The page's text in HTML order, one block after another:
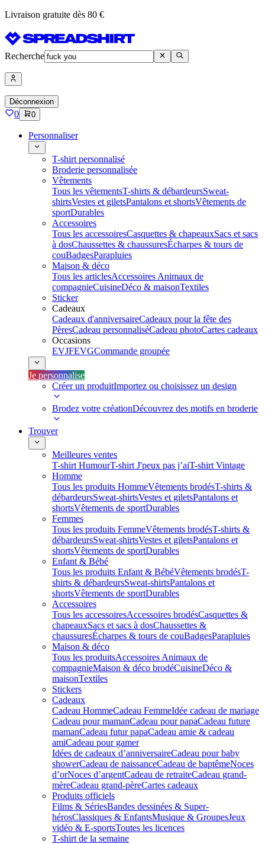
Livraison gratuite dès 80 €
Recherche
Déconnexion
0 0
Personnaliser
T-shirt personnalisé
Broderie personnalisée
Vêtements
Tous les vêtementsT-shirts & débardeursSweat-
shirtsVestes et giletsPantalons et shortsVêtements de
sportDurables
Accessoires
Tous les accessoiresCasquettes & chapeauxSacs et sacs
à dosChaussettes & chaussuresÉcharpes & tours de
couBadgesParapluies
Maison & déco
Tous les articlesAccessoires Animaux de
compagnieCuisineDéco & maisonTextiles
Sticker
Cadeaux
Cadeaux d'anniversaireCadeaux pour la fête des
PèresCadeau personnaliséCadeau photoCartes cadeaux
Occasions
EVJFEVGCommande groupée
Je personnalise
Créer un produitImportez ou choisissez un design
Brodez votre créationDécouvrez des motifs en broderie
Trouver
Meilleures ventes
T-shirt HumourT-shirt J'peux pas j’aiT-shirt Vintage
Homme
Tous les produits HommeVêtements brodésT-shirts &
débardeursSweat-shirtsVestes et giletsPantalons et
shortsVêtements de sportDurables
Femmes
Tous les produits FemmeVêtements brodésT-shirts &
débardeursSweat-shirtsVestes et giletsPantalons et
shortsVêtements de sportDurables
Enfant & Bébé
Tous les produits Enfant & BébéVêtements brodésT-
shirts & débardeursSweat-shirtsPantalons et
shortsVêtements de sportDurables
Accessoires
Tous les accessoiresAccessoires brodésCasquettes &
chapeauxSacs et sacs à dosChaussettes &
chaussuresÉcharpes & tours de couBadgesParapluies
Maison & déco
Tous les produitsAccessoires Animaux de
compagnieMaison & déco brodéCuisineDéco &
maisonTextiles
Stickers
Cadeaux
Cadeau HommeCadeau FemmeIdée cadeau de mariage​
Cadeau pour mamanCadeau pour papaCadeau future
mamanCadeau futur papaCadeau amie & cadeau
amiCadeau pour gamer
Idées de cadeaux d’anniversaireCadeau pour baby
showerCadeau de naissanceCadeau de baptêmeNoces
d’orNoces d’argentCadeau de retraiteCadeau grand-
mèreCadeau grand-pèreCartes cadeaux
Produits officiels
Films & SériesBandes dessinées & Super-
hérosClassiques & EnfantsMusique & GroupesJeux
vidéo & E-sportsToutes les licences
T-shirt de la semaine